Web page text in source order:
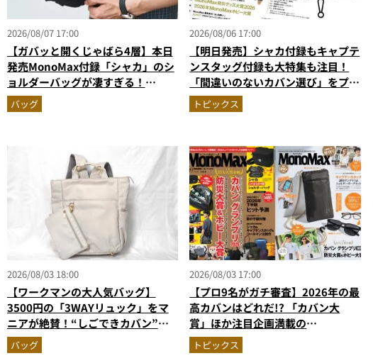
2026/08/07 17:00
【ガバッと開くじゃばら4層】本日
発売MonoMax付録「シャカ」のシ
ョルダーバッグが凄すぎる！
500mLペット収納＆背面メッシュ
でベタつかない
バッグ
2026/08/06 17:00
【明日発売】シャカ付録もキャプテ
ンスタッグ付録も大特集も注目！
「間違いのないカバン選び」をプロ
がジャッジ・MonoMax9月号の目
次を公開
トピックス
2026/08/03 18:00
【ワークマンの大人気バッグ】
3500円の「3WAYリュック」をマ
ニアが絶賛！“しごできカバン”が
撥水防汚で評判以上に優秀だった
バッグ
2026/08/03 17:00
【プロ9名がガチ審査】2026年の最
高カバンはどれだ!? 「カバン大
賞」ほか注目企画満載の
MonoMax9月号＆増刊の表紙を速
報
トピックス